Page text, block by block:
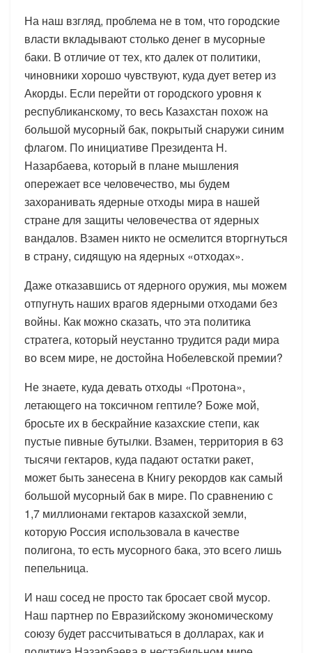
На наш взгляд, проблема не в том, что городские
власти вкладывают столько денег в мусорные
баки. В отличие от тех, кто далек от политики,
чиновники хорошо чувствуют, куда дует ветер из
Акорды. Если перейти от городского уровня к
республиканскому, то весь Казахстан похож на
большой мусорный бак, покрытый снаружи синим
флагом. По инициативе Президента Н.
Назарбаева, который в плане мышления
опережает все человечество, мы будем
захоранивать ядерные отходы мира в нашей
стране для защиты человечества от ядерных
вандалов. Взамен никто не осмелится вторгнуться
в страну, сидящую на ядерных «отходах».
Даже отказавшись от ядерного оружия, мы можем
отпугнуть наших врагов ядерными отходами без
войны. Как можно сказать, что эта политика
стратега, который неустанно трудится ради мира
во всем мире, не достойна Нобелевской премии?
Не знаете, куда девать отходы «Протона»,
летающего на токсичном гептиле? Боже мой,
бросьте их в бескрайние казахские степи, как
пустые пивные бутылки. Взамен, территория в 63
тысячи гектаров, куда падают остатки ракет,
может быть занесена в Книгу рекордов как самый
большой мусорный бак в мире. По сравнению с
1,7 миллионами гектаров казахской земли,
которую Россия использовала в качестве
полигона, то есть мусорного бака, это всего лишь
пепельница.
И наш сосед не просто так бросает свой мусор.
Наш партнер по Евразийскому экономическому
союзу будет рассчитываться в долларах, как и